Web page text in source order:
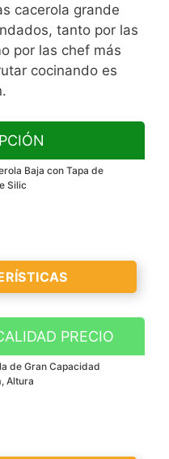
cacerola grande
tanto por las
por las chef más
cocinando es
Baja con Tapa de
Silic
PRECIO
de Gran Capacidad
Altura